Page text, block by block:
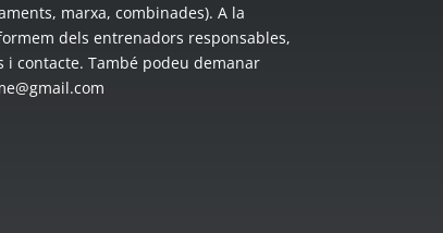
marxa, combinades). A la
dels entrenadors responsables,
i contacte. També podeu demanar